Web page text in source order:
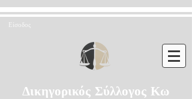
Είσοδος
Δικηγορικός Σύλλογος Κω